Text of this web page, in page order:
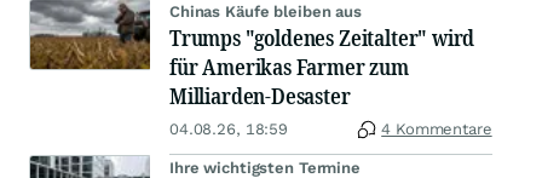
Chinas Käufe bleiben aus
Trumps "goldenes Zeitalter" wird
für Amerikas Farmer zum
Milliarden-Desaster
04.08.26, 18:59 4 Kommentare
Ihre wichtigsten Termine